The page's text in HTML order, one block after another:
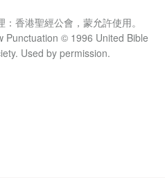
香港聖經公會，蒙允許使用。
Punctuation © 1996 United Bible
Used by permission.